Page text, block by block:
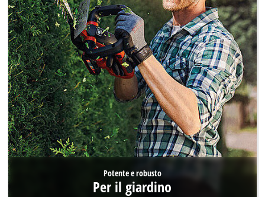
Potente e robusto
Per il giardino